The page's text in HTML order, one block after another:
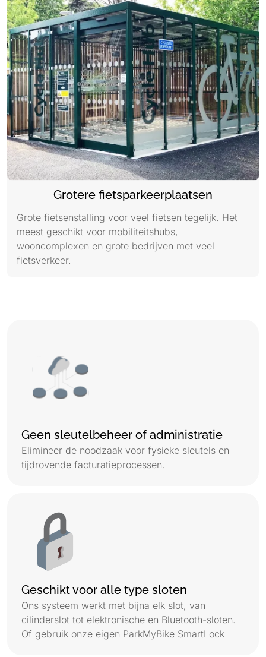
Grotere fietsparkeerplaatsen
Grote fietsenstalling voor veel fietsen tegelijk. Het
meest geschikt voor mobiliteitshubs,
wooncomplexen en grote bedrijven met veel
fietsverkeer.
Geen sleutelbeheer of administratie
Elimineer de noodzaak voor fysieke sleutels en
tijdrovende facturatieprocessen.
Geschikt voor alle type sloten
Ons systeem werkt met bijna elk slot, van
cilinderslot tot elektronische en Bluetooth-sloten.
Of gebruik onze eigen ParkMyBike SmartLock